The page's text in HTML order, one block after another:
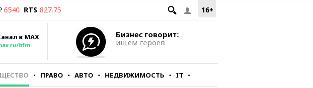
16+
6540 RTS 827.75
в MAX
bfm
Бизнес говорит:
ищем героев
ПРАВО АВТО НЕДВИЖИМОСТЬ IT